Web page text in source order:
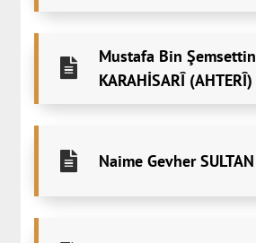
Mustafa Bin Şemsettin
KARAHİSARÎ (AHTERÎ)
Naime Gevher SULTAN